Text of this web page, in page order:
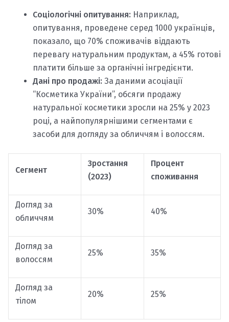
Соціологічні опитування: Наприклад,
опитування, проведене серед 1000 українців,
показало, що 70% споживачів віддають
перевагу натуральним продуктам, а 45% готові
платити більше за органічні інгредієнти.
Дані про продажі: За даними асоціації
“Косметика України”, обсяги продажу
натуральної косметики зросли на 25% у 2023
році, а найпопулярнішими сегментами є
засоби для догляду за обличчям і волоссям.
Сегмент
Зростання
(2023)
Процент
споживання
Догляд за
обличчям
30% 40%
Догляд за
волоссям
25% 35%
Догляд за
тілом
20% 25%